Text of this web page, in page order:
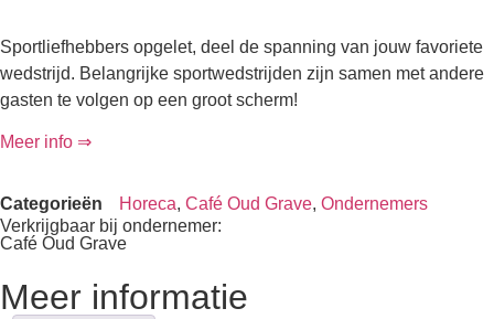
Sportliefhebbers opgelet, deel de spanning van jouw favoriete
wedstrijd. Belangrijke sportwedstrijden zijn samen met andere
gasten te volgen op een groot scherm!
Meer info ⇒
Categorieën Horeca, Café Oud Grave, Ondernemers
Verkrijgbaar bij ondernemer:
Café Oud Grave
Meer informatie